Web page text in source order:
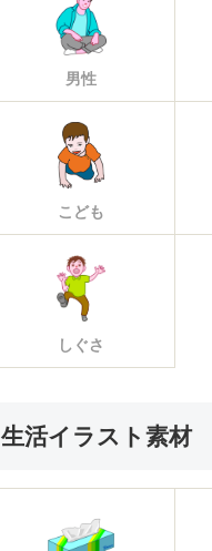
男性
こども
しぐさ
生活イラスト素材